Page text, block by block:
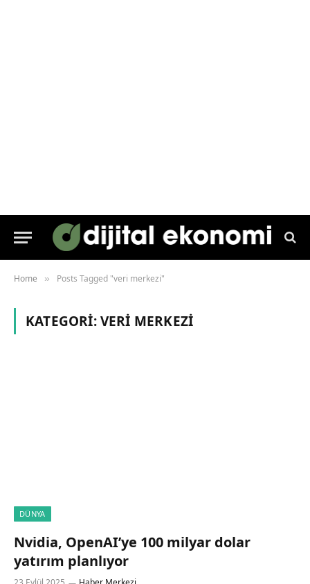
Home » Posts Tagged "veri merkezi"
KATEGORI:VERI MERKEZI
DÜNYA
Nvidia, OpenAI’ye 100 milyar dolar
yatırım planlıyor